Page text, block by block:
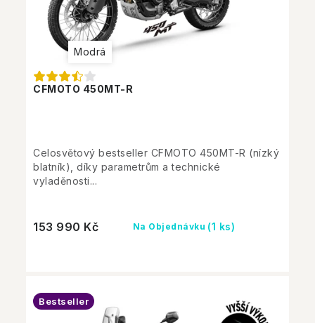
CFMOTO 450MT-R
Modrá
Na Objednávku (1 ks)
153 990 Kč
Celosvětový bestseller CFMOTO 450MT-R (nízký
blatník), díky parametrům a technické
vyladěnosti...
Bestseller